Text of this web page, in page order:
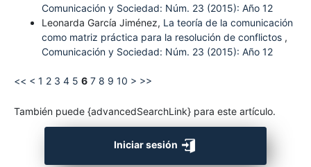
Comunicación y Sociedad: Núm. 23 (2015): Año 12
Leonarda García Jiménez, La teoría de la comunicación
como matriz práctica para la resolución de conflictos ,
Comunicación y Sociedad: Núm. 23 (2015): Año 12
<< < 1 2 3 4 5 6 7 8 9 10 > >>
También puede {advancedSearchLink} para este artículo.
Iniciar sesión